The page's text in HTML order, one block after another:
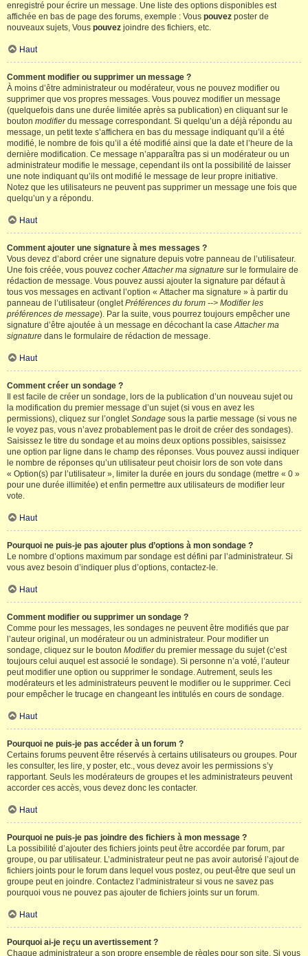
enregistré pour écrire un message. Une liste des options disponibles est
affichée en bas de page des forums, exemple : Vous pouvez poster de
nouveaux sujets, Vous pouvez joindre des fichiers, etc.
Haut
Comment modifier ou supprimer un message ?
À moins d’être administrateur ou modérateur, vous ne pouvez modifier ou
supprimer que vos propres messages. Vous pouvez modifier un message
(quelquefois dans une durée limitée après sa publication) en cliquant sur le
bouton modifierdu message correspondant. Si quelqu’un a déjà répondu au
message, un petit texte s’affichera en bas du message indiquant qu’il a été
modifié, le nombre de fois qu’il a été modifié ainsi que la date et l’heure de la
dernière modification. Ce message n’apparaîtra pas si un modérateur ou un
administrateur modifie le message, cependant ils ont la possibilité de laisser
une note indiquant qu’ils ont modifié le message de leur propre initiative.
Notez que les utilisateurs ne peuvent pas supprimer un message une fois que
quelqu’un y a répondu.
Haut
Comment ajouter une signature à mes messages ?
Vous devez d’abord créer une signature depuis votre panneau de l’utilisateur.
Une fois créée, vous pouvez cocherAttacher ma signature sur le formulaire de
rédaction de message. Vous pouvez aussi ajouter la signature par défaut à
tous vos messages en activant l’option « Attacher ma signature » à partir du
panneau de l’utilisateur (ongletPréférences du forum --> Modifier les
préférences de message). Par la suite, vous pourrez toujours empêcher une
signature d’être ajoutée à un message en décochant la caseAttacher ma
signature dans le formulaire de rédaction de message.
Haut
Comment créer un sondage ?
Il est facile de créer un sondage, lors de la publication d’un nouveau sujet ou
la modification du premier message d’un sujet (si vous en avez les
permissions), cliquez sur l’ongletSondage sous la partie message (si vous ne
le voyez pas, vous n’avez probablement pas le droit de créer des sondages).
Saisissez le titre du sondage et au moins deux options possibles, saisissez
une option par ligne dans le champ des réponses. Vous pouvez aussi indiquer
le nombre de réponses qu’un utilisateur peut choisir lors de son vote dans
« Option(s) par l’utilisateur », limiter la durée en jours du sondage (mettre « 0 »
pour une durée illimitée) et enfin permettre aux utilisateurs de modifier leur
vote.
Haut
Pourquoi ne puis-je pas ajouter plus d’options à mon sondage ?
Le nombre d’options maximum par sondage est défini par l’administrateur. Si
vous avez besoin d’indiquer plus d’options, contactez-le.
Haut
Comment modifier ou supprimer un sondage ?
Comme pour les messages, les sondages ne peuvent être modifiés que par
l’auteur original, un modérateur ou un administrateur. Pour modifier un
sondage, cliquez sur le bouton Modifierdu premier message du sujet (c’est
toujours celui auquel est associé le sondage). Si personne n’a voté, l’auteur
peut modifier une option ou supprimer le sondage. Autrement, seuls les
modérateurs et les administrateurs peuvent le modifier ou le supprimer. Ceci
pour empêcher le trucage en changeant les intitulés en cours de sondage.
Haut
Pourquoi ne puis-je pas accéder à un forum ?
Certains forums peuvent être réservés à certains utilisateurs ou groupes. Pour
les consulter, les lire, y poster, etc., vous devez avoir les permissions s’y
rapportant. Seuls les modérateurs de groupes et les administrateurs peuvent
accorder ces accès, vous devez donc les contacter.
Haut
Pourquoi ne puis-je pas joindre des fichiers à mon message ?
La possibilité d’ajouter des fichiers joints peut être accordée par forum, par
groupe, ou par utilisateur. L’administrateur peut ne pas avoir autorisé l’ajout de
fichiers joints pour le forum dans lequel vous postez, ou peut-être que seul un
groupe peut en joindre. Contactez l’administrateur si vous ne savez pas
pourquoi vous ne pouvez pas ajouter de fichiers joints sur un forum.
Haut
Pourquoi ai-je reçu un avertissement ?
Chaque administrateur a son propre ensemble de règles pour son site. Si vous